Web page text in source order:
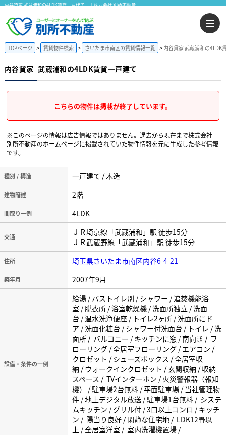
内谷貸家 武蔵浦和の4LDK賃貸一戸建て！｜株式会社 別所不動産
TOPページ 賃貸物件検索 さいたま市南区の賃貸情報一覧 内谷貸家 武蔵浦和の4LDK
内谷貸家 武蔵浦和の4LDK賃貸一戸建て
こちらの物件は掲載が終了しています。
※このページの情報は広告情報ではありません。過去から現在まで株式会社
別所不動産のホームぺージに掲載されていた物件情報を元に生成した参考情報
です。
種別 / 構造 一戸建て / 木造
建物階建 2階
間取り一例 4LDK
交通
ＪＲ埼京線「武蔵浦和」駅 徒歩15分
ＪＲ武蔵野線「武蔵浦和」駅 徒歩15分
住所 埼玉県さいたま市南区内谷6-4-21
築年月 2007年9月
設備・条件の一例
給湯 / バストイレ別 / シャワー / 追焚機能浴
室 / 脱衣所 / 浴室乾燥機 / 洗面所独立 / 洗面
台 / 温水洗浄便座 / トイレ2ヶ所 / 洗面所にド
ア / 洗面化粧台 / シャワー付洗面台 / トイレ / 洗
面所 / バルコニー / キッチンに窓 / 南向き / フ
ローリング / 全居室フローリング / エアコン /
クロゼット / シューズボックス / 全居室収
納 / ウォークインクロゼット / 玄関収納 / 収納
スペース / TVインターホン / 火災警報器（報知
機） / 駐車場2台無料 / 平面駐車場 / 当社管理物
件 / 地上デジタル放送 / 駐車場1台無料 / システ
ムキッチン / グリル付 / 3口以上コンロ / キッチ
ン / 陽当り良好 / 閑静な住宅地 / LDK12畳以
上 / 全居室洋室 / 室内洗濯機置場 /